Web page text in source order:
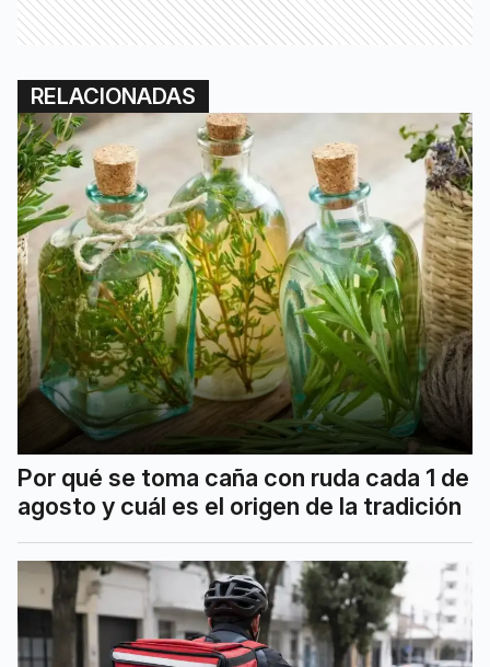
RELACIONADAS
Por qué se toma caña con ruda cada 1 de
agosto y cuál es el origen de la tradición